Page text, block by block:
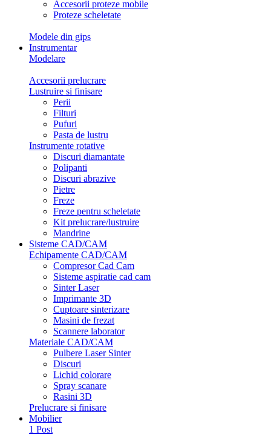
Accesorii proteze mobile
Proteze scheletate
Modele din gips
Instrumentar
Modelare
Accesorii prelucrare
Lustruire si finisare
Perii
Filturi
Pufuri
Pasta de lustru
Instrumente rotative
Discuri diamantate
Polipanti
Discuri abrazive
Pietre
Freze
Freze pentru scheletate
Kit prelucrare/lustruire
Mandrine
Sisteme CAD/CAM
Echipamente CAD/CAM
Compresor Cad Cam
Sisteme aspiratie cad cam
Sinter Laser
Imprimante 3D
Cuptoare sinterizare
Masini de frezat
Scannere laborator
Materiale CAD/CAM
Pulbere Laser Sinter
Discuri
Lichid colorare
Spray scanare
Rasini 3D
Prelucrare si finisare
Mobilier
1 Post